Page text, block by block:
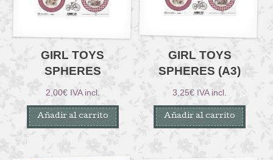
GIRL TOYS
SPHERES
2,00€ IVA incl.
Añadir al carrito
GIRL TOYS
SPHERES (A3)
3,25€ IVA incl.
Añadir al carrito